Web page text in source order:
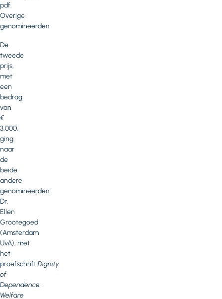
pdf.
Overige
genomineerden
De
tweede
prijs,
met
een
bedrag
van
€
3.000,
ging
naar
de
beide
andere
genomineerden:
Dr.
Ellen
Grootegoed
(Amsterdam
UvA), met
het
proefschriftDignity
of
Dependence.
Welfare